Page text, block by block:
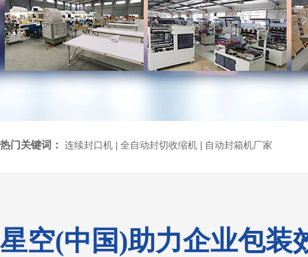
热门关键词： 连续封口机 全自动封切收缩机 自动封箱机厂家
星空(中国)助力企业包装